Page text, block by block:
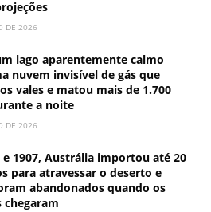
DE 2026
lago aparentemente calmo
nuvem invisível de gás que
vales e matou mais de 1.700
a noite
DE 2026
e 1907, Austrália importou até 20
para atravessar o deserto e
abandonados quando os
chegaram